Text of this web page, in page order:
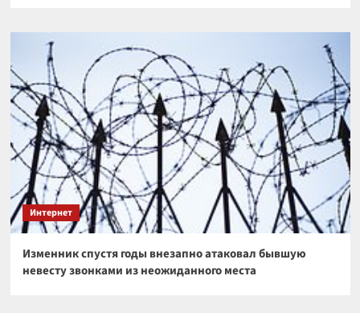
Интернет
Изменник спустя годы внезапно атаковал бывшую
невесту звонками из неожиданного места